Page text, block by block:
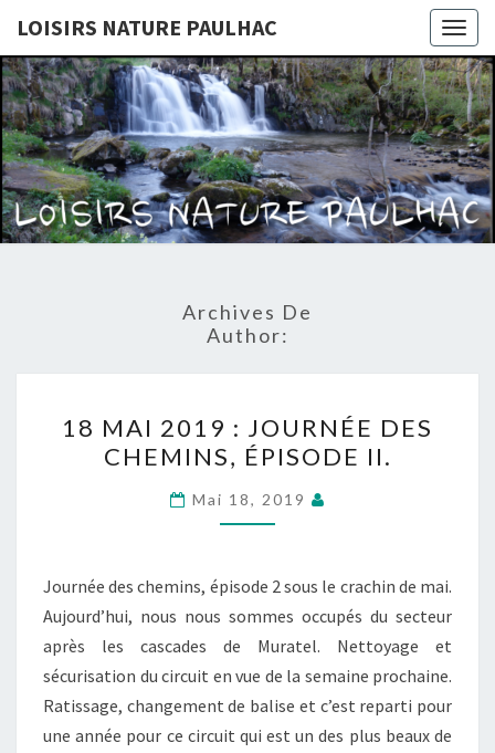
LOISIRS NATURE PAULHAC
LOISIRS
NATURE
PAULHAC
Site De
L'association
Loisirs
Nature
Paulhac
Archives De
Author:
MAI
2019
:
JOURNÉE
CHEMINS,
ÉPISODE
II.
18 MAI 2019 : JOURNÉE DES
CHEMINS, ÉPISODE II.
Mai 18, 2019
Journée des chemins, épisode 2 sous le crachin de mai.
Aujourd’hui, nous nous sommes occupés du secteur
après les cascades de Muratel. Nettoyage et
sécurisation du circuit en vue de la semaine prochaine.
Ratissage, changement de balise et c’est reparti pour
une année pour ce circuit qui est un des plus beaux de